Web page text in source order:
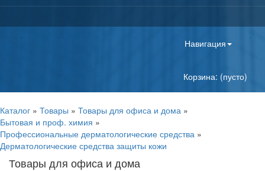
Toggle
Навигация
Корзина: (пусто)
Каталог » Товары » Товары для офиса и дома »
Бытовая и проф. химия »
Профессиональные дерматологические средства »
Дерматологические средства защиты кожи
Товары для офиса и дома